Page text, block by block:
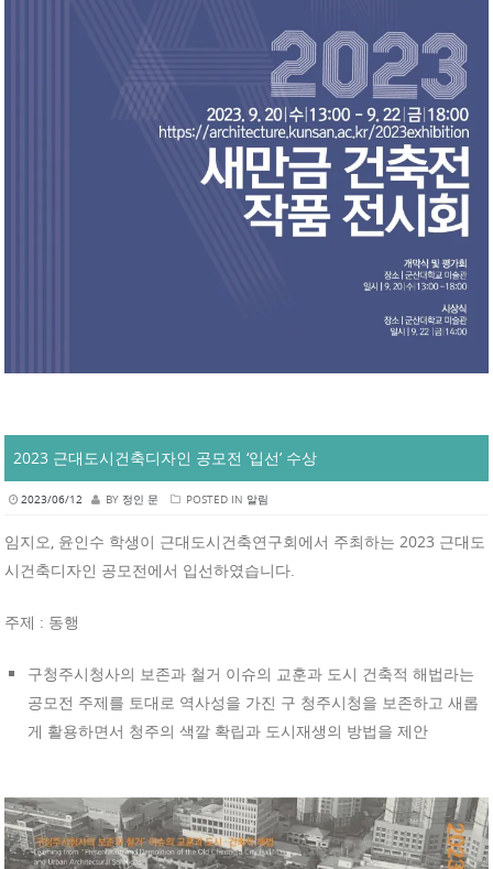
2023 근대도시건축디자인 공모전 ‘입선’ 수상
2023/06/12 BY 정인 문 POSTED IN 알림
임지오, 윤인수 학생이 근대도시건축연구회에서 주최하는 2023 근대도
시건축디자인 공모전에서 입선하였습니다.
주제 : 동행
구청주시청사의 보존과 철거 이슈의 교훈과 도시 건축적 해법라는
공모전 주제를 토대로 역사성을 가진 구 청주시청을 보존하고 새롭
게 활용하면서 청주의 색깔 확립과 도시재생의 방법을 제안